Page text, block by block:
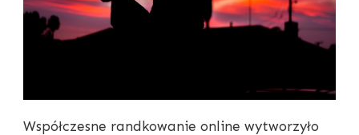
Współczesne randkowanie online wytworzyło